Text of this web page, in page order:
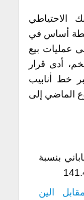
الاحتياطي
زيادة بمقدار 50 نقطة أساس في
عمليات بيع
أدى قرار
خط أنابيب
الماضي إلى
بنسبة
الين